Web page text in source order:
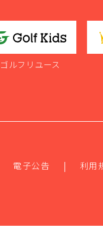
ゴルフリユース
電子公告 利用